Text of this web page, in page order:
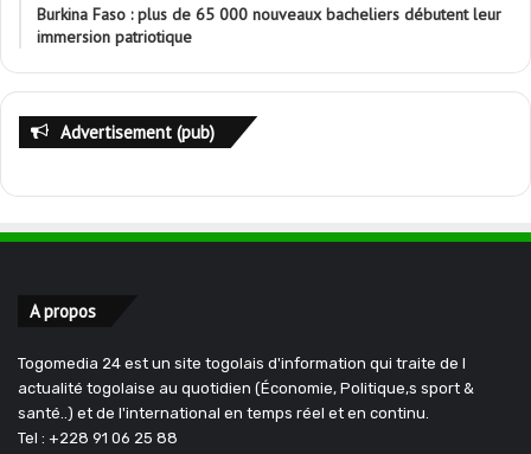
Burkina Faso : plus de 65 000 nouveaux bacheliers débutent leur
immersion patriotique
Advertisement (pub)
A propos
Togomedia 24 est un site togolais d'information qui traite de l
actualité togolaise au quotidien (Économie, Politique,s sport &
santé..) et de l'international en temps réel et en continu.
Tel : +228 91 06 25 88